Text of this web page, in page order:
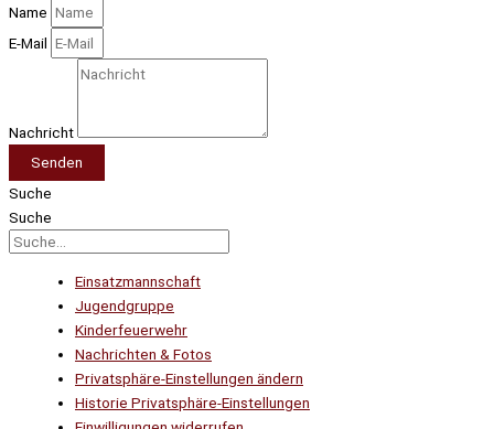
Name
E-Mail
Nachricht
Senden
Suche
Suche
Einsatzmannschaft
Jugendgruppe
Kinderfeuerwehr
Nachrichten & Fotos
Privatsphäre-Einstellungen ändern
Historie Privatsphäre-Einstellungen